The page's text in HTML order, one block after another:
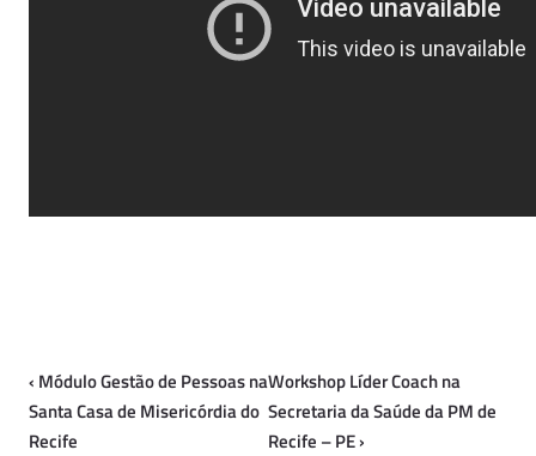
‹ Módulo Gestão de Pessoas na
Santa Casa de Misericórdia do
Recife
Workshop Líder Coach na
Secretaria da Saúde da PM de
Recife – PE›